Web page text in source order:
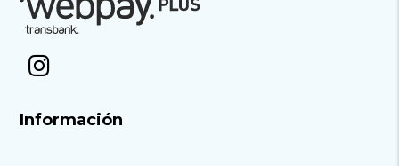
Información